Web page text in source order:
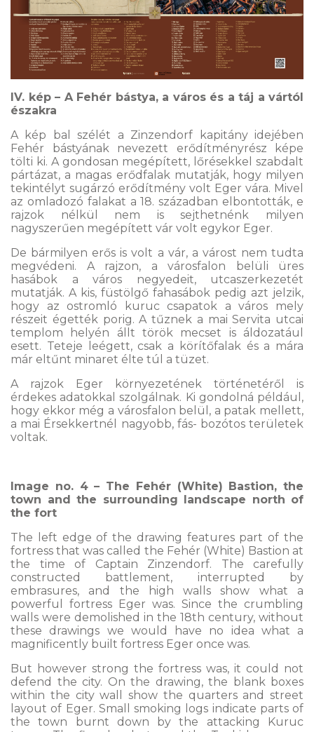
IV. kép – A Fehér bástya, a város és a táj a vártól
északra
A kép bal szélét a Zinzendorf kapitány idejében
Fehér bástyának nevezett erődítményrész képe
tölti ki. A gondosan megépített, lőrésekkel szabdalt
pártázat, a magas erődfalak mutatják, hogy milyen
tekintélyt sugárzó erődítmény volt Eger vára. Mivel
az omladozó falakat a 18. században elbontották, e
rajzok nélkül nem is sejthetnénk milyen
nagyszerűen megépített vár volt egykor Eger.
De bármilyen erős is volt a vár, a várost nem tudta
megvédeni. A rajzon, a városfalon belüli üres
hasábok a város negyedeit, utcaszerkezetét
mutatják. A kis, füstölgő fahasábok pedig azt jelzik,
hogy az ostromló kuruc csapatok a város mely
részeit égették porig. A tűznek a mai Servita utcai
templom helyén állt török mecset is áldozatául
esett. Teteje leégett, csak a körítőfalak és a mára
már eltűnt minaret élte túl a tüzet.
A rajzok Eger környezetének történetéről is
érdekes adatokkal szolgálnak. Ki gondolná például,
hogy ekkor még a városfalon belül, a patak mellett,
a mai Érsekkertnél nagyobb, fás- bozótos területek
voltak.
Image no. 4 – The Fehér (White) Bastion, the
town and the surrounding landscape north of
the fort
The left edge of the drawing features part of the
fortress that was called the Fehér (White) Bastion at
the time of Captain Zinzendorf. The carefully
constructed battlement, interrupted by
embrasures, and the high walls show what a
powerful fortress Eger was. Since the crumbling
walls were demolished in the 18th century, without
these drawings we would have no idea what a
magnificently built fortress Eger once was.
But however strong the fortress was, it could not
defend the city. On the drawing, the blank boxes
within the city wall show the quarters and street
layout of Eger. Small smoking logs indicate parts of
the town burnt down by the attacking Kuruc